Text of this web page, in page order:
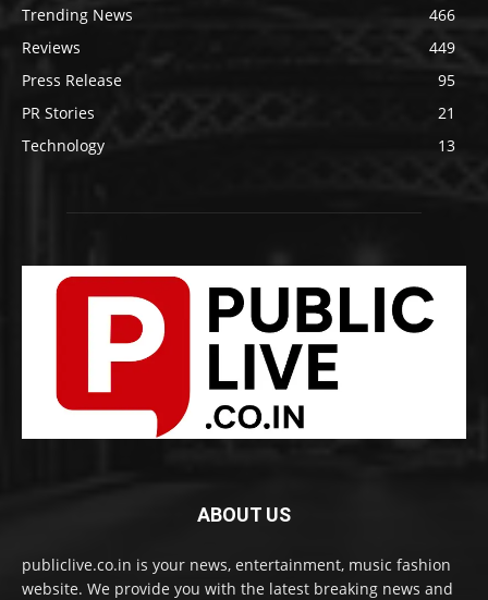
Trending News
466
Reviews
449
Press Release
95
PR Stories
21
Technology
13
ABOUT US
publiclive.co.in is your news, entertainment, music fashion
website. We provide you with the latest breaking news and